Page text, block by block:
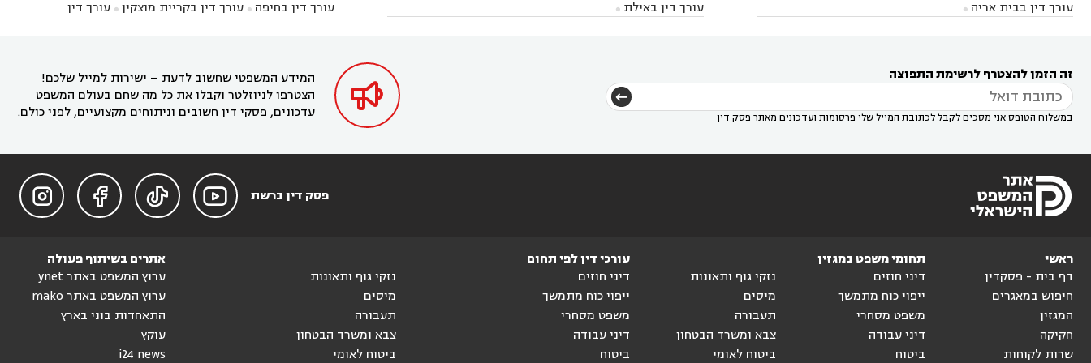
אונו
עורך דין בבת ים
דין בשוהם 
עורך דין בבית אריה 
ביאליק
עורך דין במגדל העמק
בקרני שומרון  עורך דין בשורש 
עורך דין באילת  עורך דין בחריש  עורך דין בקיסריה  עורך דין בקדימה עורך דין בחיפה  עורך דין בקריית מוצקין 
עורך דין
בקרית מוצקין
עורך דין בקריית אתא
עורך דין

המידע המשפטי שחשוב לדעת – ישירות למייל שלכם!
הצטרפו לניוזלטר וקבלו את כל מה שחם בעולם המשפט
עדכונים, פסקי דין חשובים וניתוחים מקצועיים, לפני כולם.
זה הזמן להצטרף לרשימת התפוצה
במשלוח הטופס אני מסכים לקבל לכתובת המייל שלי פרסומות ועדכונים מאתר פסק דין
פסק דין ברשת 



ראשי
דף בית - פסקדין
חיפוש במאגרים
המגזין
חקיקה
שרות לקוחות
תחומי משפט במגזין
דיני חוזים
ייפוי כוח מתמשך
משפט מסחרי
דיני עבודה
ביטוח
נזקי גוף ותאונות
מיסים
תעבורה
צבא ומשרד הבטחון
ביטוח לאומי
עורכי דין לפי תחום
דיני חוזים
ייפוי כוח מתמשך
משפט מסחרי
דיני עבודה
ביטוח
נזקי גוף ותאונות
מיסים
תעבורה
צבא ומשרד הבטחון
ביטוח לאומי
אתרים בשיתוף פעולה
ערוץ המשפט באתר ynet
ערוץ המשפט באתר mako
התאחדות בוני בארץ
עוקץ
i24 news